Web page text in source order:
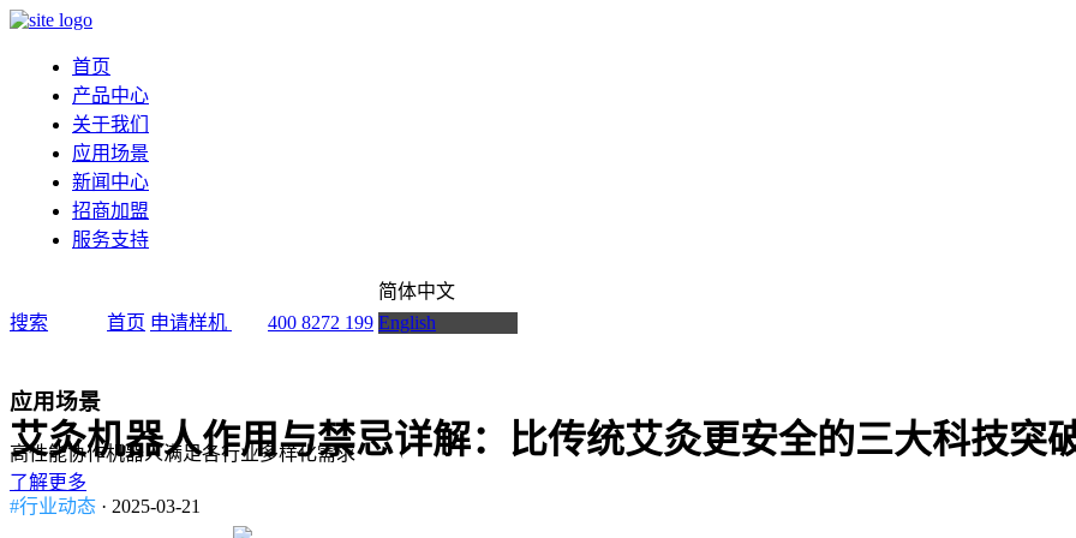
首页
产品中心
关于我们
应用场景
新闻中心
招商加盟
服务支持
搜索 首页 申请样机 400 8272 199
简体中文
English
应用场景
高性能协作机器人满足各行业多样化需求
了解更多
艾灸机器人作用与禁忌详解：比传统艾灸更安全的三大科技突
#行业动态 · 2025-03-21